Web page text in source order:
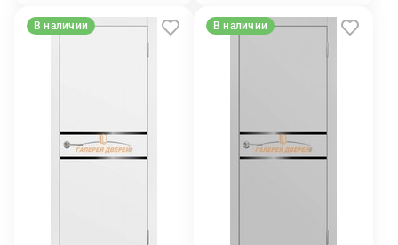
В наличии В наличии